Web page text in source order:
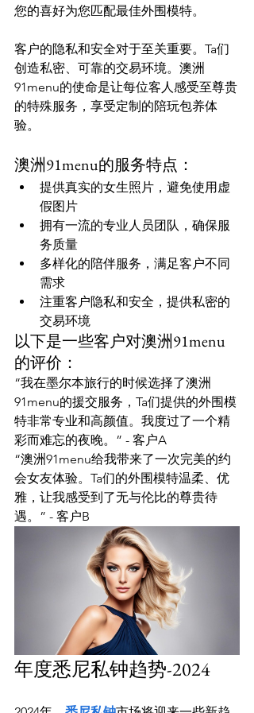
您的喜好为您匹配最佳外围模特。
客户的隐私和安全对于至关重要。Ta们
创造私密、可靠的交易环境。澳洲
91menu的使命是让每位客人感受至尊贵
的特殊服务，享受定制的陪玩包养体
澳洲91menu的服务特点：
提供真实的女生照片，避免使用虚
假图片
拥有一流的专业人员团队，确保服
务质量
多样化的陪伴服务，满足客户不同
需求
注重客户隐私和安全，提供私密的
交易环境
以下是一些客户对澳洲91menu
的评价：
“我在墨尔本旅行的时候选择了澳洲
91menu的援交服务，Ta们提供的外围模
特非常专业和高颜值。我度过了一个精
彩而难忘的夜晚。” - 客户A
“澳洲91menu给我带来了一次完美的约
会女友体验。Ta们的外围模特温柔、优
雅，让我感受到了无与伦比的尊贵待
遇。” - 客户B
年度悉尼私钟趋势-2024